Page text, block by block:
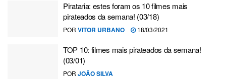
Pirataria: estes foram os 10 filmes mais
pirateados da semana! (03/18)
POR VITOR URBANO 18/03/2021
TOP 10: filmes mais pirateados da semana!
(03/01)
POR JOÃO SILVA